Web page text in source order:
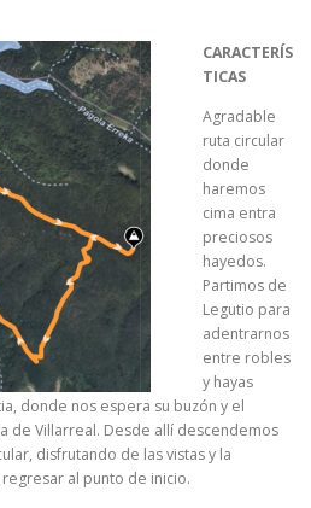
CARACTERÍS
TICAS
Agradable
ruta circular
donde
haremos
cima entra
preciosos
hayedos.
Partimos de
Legutio para
adentrarnos
entre robles
y hayas
donde nos espera su buzón y el
de Villarreal. Desde allí descendemos
disfrutando de las vistas y la
al punto de inicio.